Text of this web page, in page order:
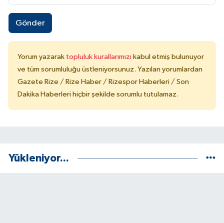
Gönder
Yorum yazarak topluluk kurallarımızı kabul etmiş bulunuyor
ve tüm sorumluluğu üstleniyorsunuz. Yazılan yorumlardan
Gazete Rize / Rize Haber / Rizespor Haberleri / Son
Dakika Haberleri hiçbir şekilde sorumlu tutulamaz.
Yükleniyor...